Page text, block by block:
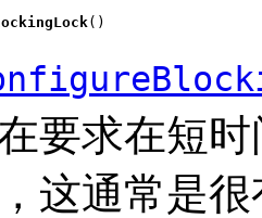
()
要求在短
这通常是